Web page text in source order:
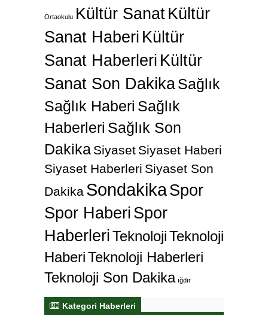
Ortaokulu Kültür SanatKültür
Sanat Haberi Kültür
Sanat Haberleri Kültür
Sanat Son DakikaSağlık
Sağlık Haberi Sağlık
Haberleri Sağlık Son
Dakika Siyaset Siyaset Haberi
Siyaset Haberleri Siyaset Son
Dakika SondakikaSpor
Spor Haberi Spor
HaberleriTeknolojiTeknoloji
HaberiTeknoloji Haberleri
Teknoloji Son Dakika ığdır
Kategori Haberleri